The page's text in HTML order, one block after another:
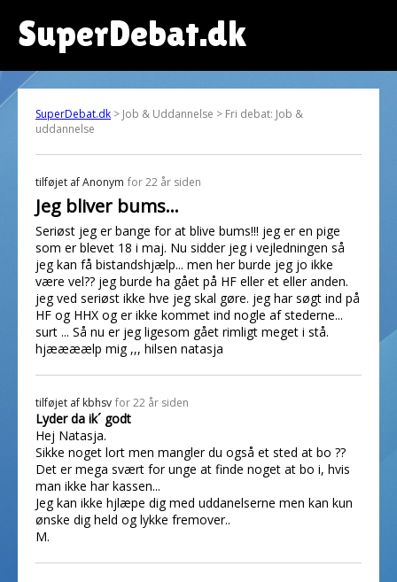
SuperDebat.dk
SuperDebat.dk > Job & Uddannelse > Fri debat: Job &
uddannelse
tilføjet afAnonym for 22 år siden
Jeg bliver bums...
Seriøst jeg er bange for at blive bums!!! jeg er en pige
som er blevet 18 i maj. Nu sidder jeg i vejledningen så
jeg kan få bistandshjælp... men her burde jeg jo ikke
være vel?? jeg burde ha gået på HF eller et eller anden.
jeg ved seriøst ikke hve jeg skal gøre. jeg har søgt ind på
HF og HHX og er ikke kommet ind nogle af stederne...
surt ... Så nu er jeg ligesom gået rimligt meget i stå.
hjæææælp mig ,,, hilsen natasja
tilføjet af kbhsv for 22 år siden
Lyder da ik´ godt
Hej Natasja.
Sikke noget lort men mangler du også et sted at bo ??
Det er mega svært for unge at finde noget at bo i, hvis
man ikke har kassen...
Jeg kan ikke hjlæpe dig med uddanelserne men kan kun
ønske dig held og lykke fremover..
M.